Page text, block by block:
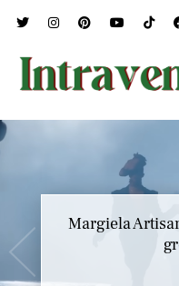
Margiela